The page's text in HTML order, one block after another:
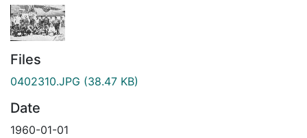
Files
0402310.JPG (38.47 KB)
Date
1960-01-01